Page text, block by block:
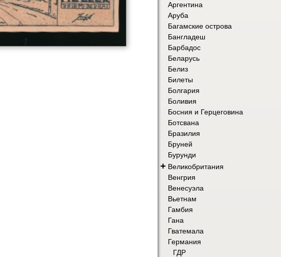
Аргентина
Аруба
Багамские острова
Бангладеш
Барбадос
Беларусь
Белиз
Билеты
Болгария
Боливия
Босния и Герцеговина
Ботсвана
Бразилия
Бруней
Бурунди
+ Великобритания
Венгрия
Венесуэла
Вьетнам
Гамбия
Гана
Гватемала
Германия
ГДР